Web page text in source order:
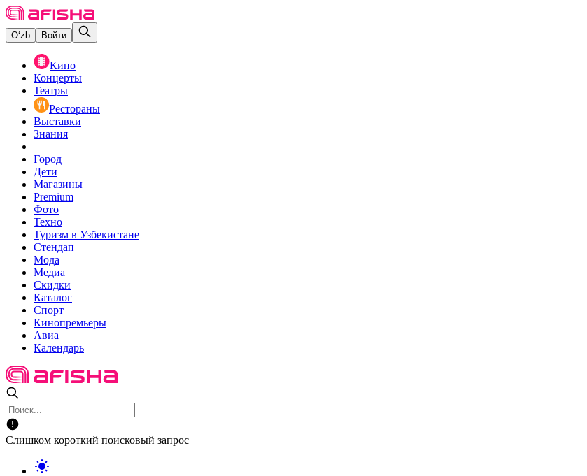
O‘zb Войти
Кино
Концерты
Театры
Рестораны
Выставки
Знания
Город
Дети
Магазины
Premium
Фото
Техно
Туризм в Узбекистане
Стендап
Мода
Медиа
Скидки
Каталог
Спорт
Кинопремьеры
Авиа
Календарь
Слишком короткий поисковый запрос